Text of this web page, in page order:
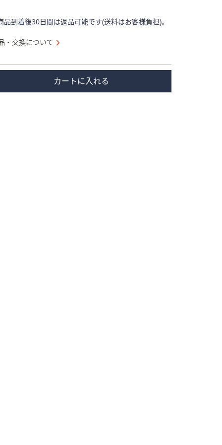
品到着後30日間は返品可能です(送料はお客様負担)。
・交換について
カートに入れる